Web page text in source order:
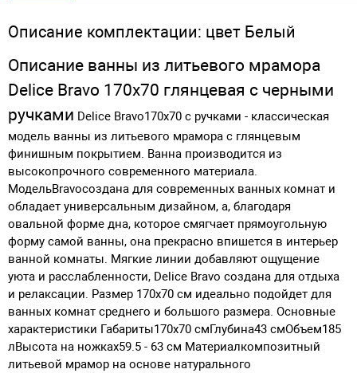
Описание комплектации: цвет Белый
Описание ванны из литьевого мрамора
Delice Bravo 170х70 глянцевая с черными
ручками Delice Bravo170х70 с ручками - классическая
модель ванны из литьевого мрамора с глянцевым
финишным покрытием. Ванна производится из
высокопрочного современного материала.
МодельBravoсоздана для современных ванных комнат и
обладает универсальным дизайном, а, благодаря
овальной форме дна, которое смягчает прямоугольную
форму самой ванны, она прекрасно впишется в интерьер
ванной комнаты. Мягкие линии добавляют ощущение
уюта и расслабленности, Delice Bravo создана для отдыха
и релаксации. Размер 170х70 см идеально подойдет для
ванных комнат среднего и большого размера. Основные
характеристики Габариты170х70 смГлубина43 смОбъем185
лВысота на ножках59.5 - 63 см Материалкомпозитный
литьевой мрамор на основе натурального